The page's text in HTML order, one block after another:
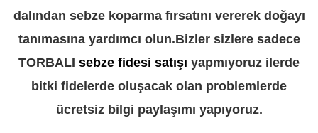
dalından sebze koparma fırsatını vererek doğayı
tanımasına yardımcı olun.Bizler sizlere sadece
TORBALI sebze fidesi satışı yapmıyoruz ilerde
bitki fidelerde oluşacak olan problemlerde
ücretsiz bilgi paylaşımı yapıyoruz.